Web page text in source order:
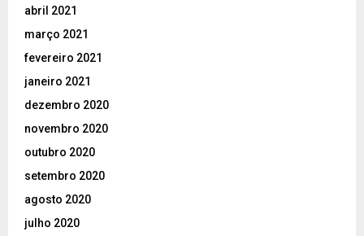
abril 2021
março 2021
fevereiro 2021
janeiro 2021
dezembro 2020
novembro 2020
outubro 2020
setembro 2020
agosto 2020
julho 2020